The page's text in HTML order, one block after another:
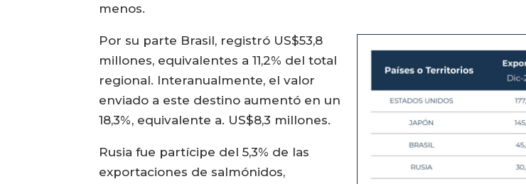
menos.
Por su parte Brasil, registró US$53,8
millones, equivalentes a 11,2% del total
regional. Interanualmente, el valor
enviado a este destino aumentó en un
18,3%, equivalente a. US$8,3 millones.
Rusia fue partícipe del 5,3% de las
exportaciones de salmónidos,